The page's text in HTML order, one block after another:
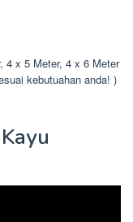
4 x 5 Meter, 4 x 6 Meter
kebutuahan anda! )